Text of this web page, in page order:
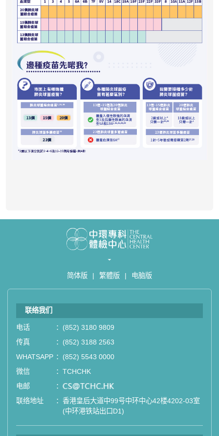
简体版 | 繁體版 | 电脑版
联络我们
电话 ： (852) 3180 9809
传真
： (852) 3188 2563
WHATSAPP ： (852) 5543 0000
微信
： TCHCHK
电邮
： email
联络地址
： 香港皇后大道中99号中环中心42楼4202-03室
(中环港铁站出口D1)